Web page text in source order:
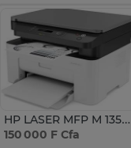
HP LASER MFP M 135 A
150 000 F Cfa